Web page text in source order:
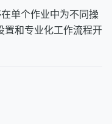
单个作业中为不同操
置和专业化工作流程开